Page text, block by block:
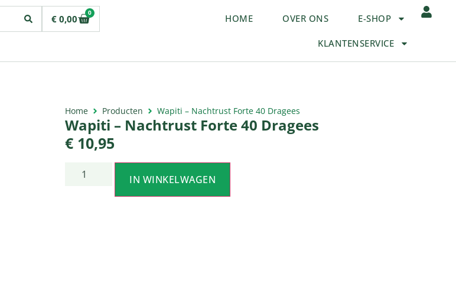
€ 0,00
0 HOME OVER ONS E-SHOP
KLANTENSERVICE
Home Producten Wapiti – Nachtrust Forte 40 Dragees
Wapiti – Nachtrust Forte 40 Dragees
€ 10,95
IN WINKELWAGEN